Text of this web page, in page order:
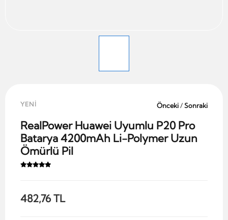
YENİ Önceki/Sonraki
RealPower Huawei Uyumlu P20 Pro
Batarya 4200mAh Li-Polymer Uzun
Ömürlü Pil
482,76 TL